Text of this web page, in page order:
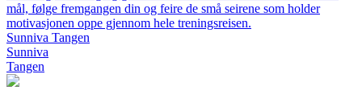
mål, følge fremgangen din og feire de små seirene som holder
motivasjonen oppe gjennom hele treningsreisen.
Sunniva Tangen
Sunniva
Tangen